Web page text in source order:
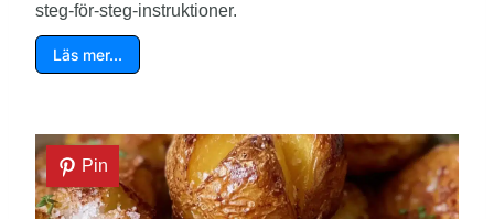
steg-för-steg-instruktioner.
Läs mer…
Pin